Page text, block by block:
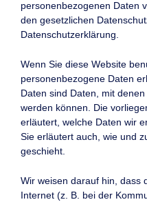
personenbezogenen Daten
den gesetzlichen
Datenschutzerklärung.
Wenn Sie diese Website
personenbezogene Daten
Daten sind Daten, mit
werden können. Die
erläutert, welche Daten wir
Sie erläutert auch, wie und
geschieht.
Wir weisen darauf hin, dass
Internet (z. B. bei der